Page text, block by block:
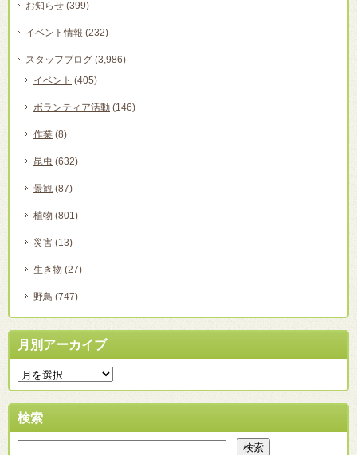
お知らせ (399)
イベント情報 (232)
スタッフブログ (3,986)
イベント (405)
ボランティア活動 (146)
作業 (8)
昆虫 (632)
景観 (87)
植物 (801)
災害 (13)
生き物 (27)
野鳥 (747)
月別アーカイブ
検索